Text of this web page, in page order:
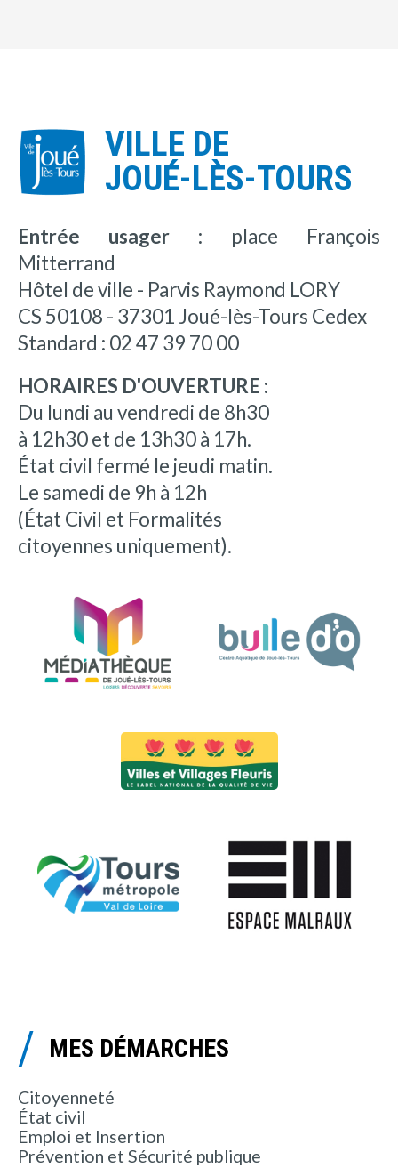
VILLE DE
JOUÉ-LÈS-TOURS
Entrée usager : place François
Mitterrand
Hôtel de ville - Parvis Raymond LORY
CS 50108 - 37301 Joué-lès-Tours Cedex
Standard : 02 47 39 70 00
HORAIRES D'OUVERTURE :
Du lundi au vendredi de 8h30
à 12h30 et de 13h30 à 17h.
État civil fermé le jeudi matin.
Le samedi de 9h à 12h
(État Civil et Formalités
citoyennes uniquement).
MES DÉMARCHES
Citoyenneté
État civil
Emploi et Insertion
Prévention et Sécurité publique